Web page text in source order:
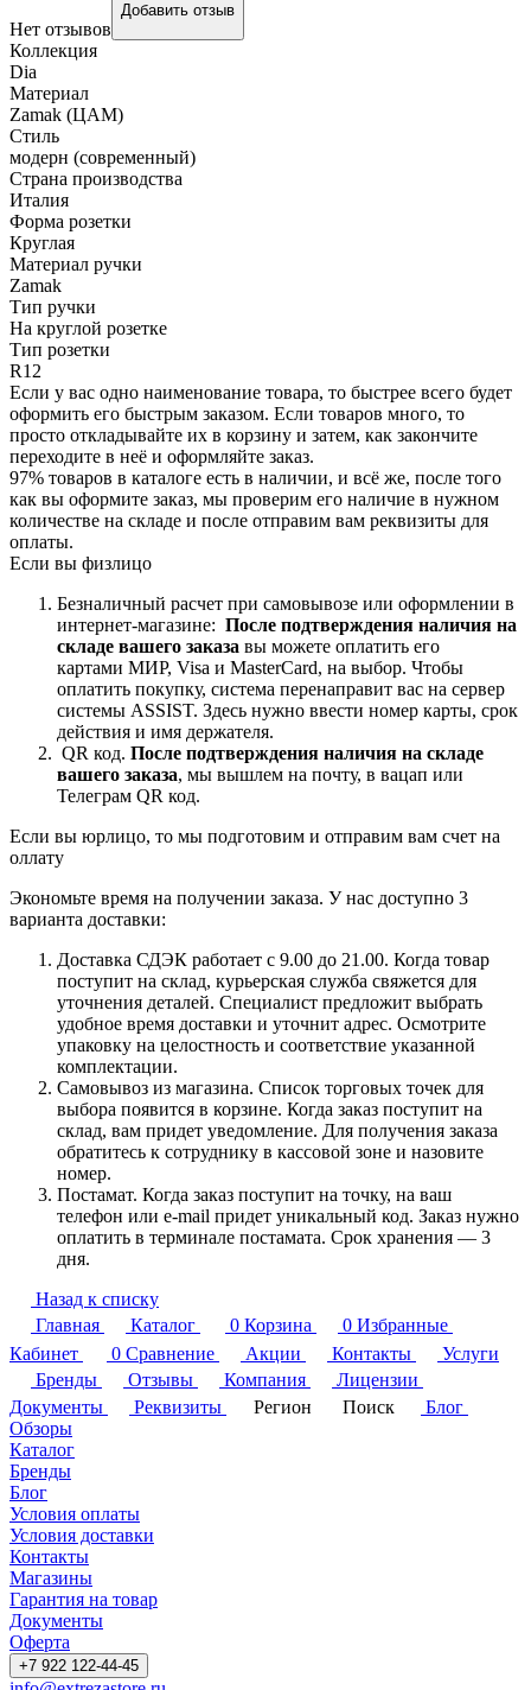
Нет отзывов
Добавить отзыв
Коллекция
Dia
Материал
Zamak (ЦАМ)
Стиль
модерн (современный)
Страна производства
Италия
Форма розетки
Круглая
Материал ручки
Zamak
Тип ручки
На круглой розетке
Тип розетки
R12
Если у вас одно наименование товара, то быстрее всего будет
оформить его быстрым заказом. Если товаров много, то
просто откладывайте их в корзину и затем, как закончите
переходите в неё и оформляйте заказ.
97% товаров в каталоге есть в наличии, и всё же, после того
как вы оформите заказ, мы проверим его наличие в нужном
количестве на складе и после отправим вам реквизиты для
оплаты.
Если вы физлицо
Безналичный расчет при самовывозе или оформлении в
интернет-магазине: После подтверждения наличия на
складе вашего заказа вы можете оплатить его
картами МИР, Visa и MasterCard, на выбор. Чтобы
оплатить покупку, система перенаправит вас на сервер
системы ASSIST. Здесь нужно ввести номер карты, срок
действия и имя держателя.
QR код. После подтверждения наличия на складе
вашего заказа, мы вышлем на почту, в вацап или
Телеграм QR код.
Если вы юрлицо, то мы подготовим и отправим вам счет на
оллату
Экономьте время на получении заказа. У нас доступно 3
варианта доставки:
Доставка СДЭК работает с 9.00 до 21.00. Когда товар
поступит на склад, курьерская служба свяжется для
уточнения деталей. Специалист предложит выбрать
удобное время доставки и уточнит адрес. Осмотрите
упаковку на целостность и соответствие указанной
комплектации.
Самовывоз из магазина. Список торговых точек для
выбора появится в корзине. Когда заказ поступит на
склад, вам придет уведомление. Для получения заказа
обратитесь к сотруднику в кассовой зоне и назовите
номер.
Постамат. Когда заказ поступит на точку, на ваш
телефон или e-mail придет уникальный код. Заказ нужно
оплатить в терминале постамата. Срок хранения — 3
дня.
Назад к списку
Главная
Каталог 0 Корзина 0 Избранные
Кабинет
0 Сравнение Акции Контакты
Услуги
Бренды
Отзывы Компания
Лицензии
Документы
Реквизиты Регион Поиск
Блог
Обзоры
Каталог
Бренды
Блог
Условия оплаты
Условия доставки
Контакты
Магазины
Гарантия на товар
Документы
Оферта
+7 922 122-44-45